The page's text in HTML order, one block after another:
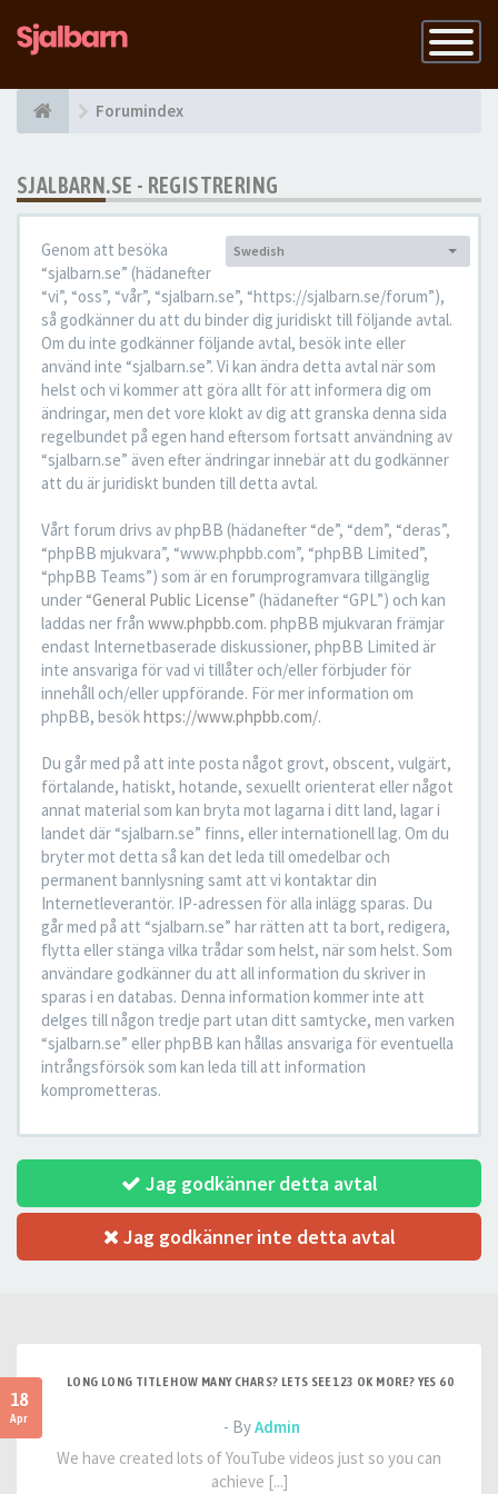
Slå
på
Forumindex
SJALBARN.SE - REGISTRERING
Språk:
Swedish
Genom att besöka
“sjalbarn.se” (hädanefter
“vi”, “oss”, “vår”, “sjalbarn.se”, “https://sjalbarn.se/forum”),
så godkänner du att du binder dig juridiskt till följande avtal.
Om du inte godkänner följande avtal, besök inte eller
använd inte “sjalbarn.se”. Vi kan ändra detta avtal när som
helst och vi kommer att göra allt för att informera dig om
ändringar, men det vore klokt av dig att granska denna sida
regelbundet på egen hand eftersom fortsatt användning av
“sjalbarn.se” även efter ändringar innebär att du godkänner
att du är juridiskt bunden till detta avtal.
Vårt forum drivs av phpBB (hädanefter “de”, “dem”, “deras”,
“phpBB mjukvara”, “www.phpbb.com”, “phpBB Limited”,
“phpBB Teams”) som är en forumprogramvara tillgänglig
under “General Public License” (hädanefter “GPL”) och kan
laddas ner från www.phpbb.com. phpBB mjukvaran främjar
endast Internetbaserade diskussioner, phpBB Limited är
inte ansvariga för vad vi tillåter och/eller förbjuder för
innehåll och/eller uppförande. För mer information om
phpBB, besökhttps://www.phpbb.com/.
Du går med på att inte posta något grovt, obscent, vulgärt,
förtalande, hatiskt, hotande, sexuellt orienterat eller något
annat material som kan bryta mot lagarna i ditt land, lagar i
landet där “sjalbarn.se” finns, eller internationell lag. Om du
bryter mot detta så kan det leda till omedelbar och
permanent bannlysning samt att vi kontaktar din
Internetleverantör. IP-adressen för alla inlägg sparas. Du
går med på att “sjalbarn.se” har rätten att ta bort, redigera,
flytta eller stänga vilka trådar som helst, när som helst. Som
användare godkänner du att all information du skriver in
sparas i en databas. Denna information kommer inte att
delges till någon tredje part utan ditt samtycke, men varken
“sjalbarn.se” eller phpBB kan hållas ansvariga för eventuella
intrångsförsök som kan leda till att information
komprometteras.
Jag godkänner detta avtal
Jag godkänner inte detta avtal
18
Apr
LONG LONG TITLE HOW MANY CHARS? LETS SEE 123 OK MORE? YES 60
- ByAdmin
We have created lots of YouTube videos just so you can
achieve [...]